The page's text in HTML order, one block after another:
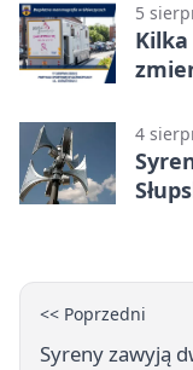
5
4
<< Poprzedni
Syreny zawyją